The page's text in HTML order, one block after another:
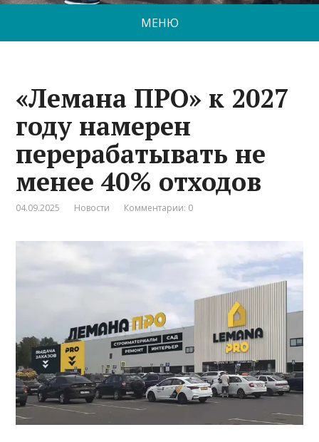
МЕНЮ
«Лемана ПРО» к 2027
году намерен
перерабатывать не
менее 40% отходов
04.09.2025 Новости Комментарии: 0